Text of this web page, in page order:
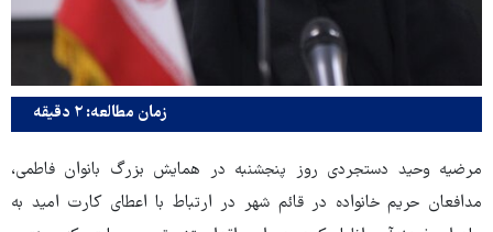
زمان مطالعه: ۲ دقیقه
مرضیه وحید دستجردی روز پنجشنبه در همایش بزرگ بانوان فاطمی،
مدافعان حریم خانواده در قائم شهر در ارتباط با اعطای کارت امید به